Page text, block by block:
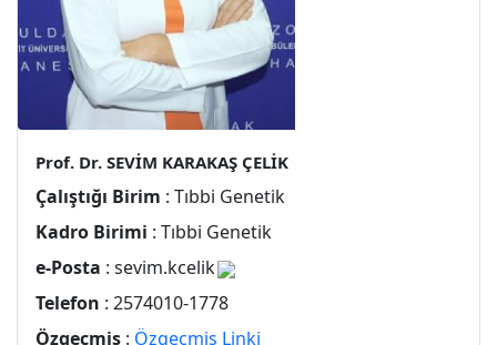
Prof. Dr. SEVİM KARAKAŞ ÇELİK
Çalıştığı Birim : Tıbbi Genetik
Kadro Birimi : Tıbbi Genetik
e-Posta : sevim.kcelik
Telefon : 2574010-1778
Özgeçmiş : Özgeçmiş Linki